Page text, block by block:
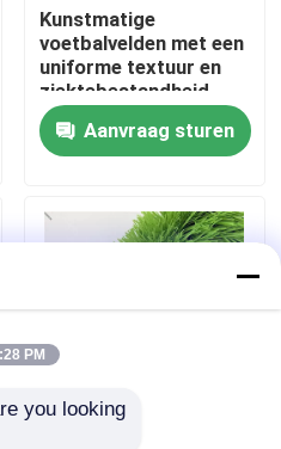
Kunstmatige
voetbalvelden met een
uniforme textuur en
ziektebestandheid
4x25m
Aanvraag sturen
PM
you looking